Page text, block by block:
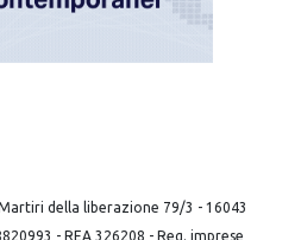
della liberazione 79/3 - 16043
- REA 326208 - Reg. imprese